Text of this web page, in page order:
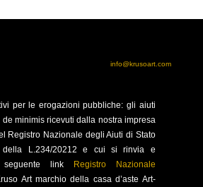
info@krusoart.com
per le erogazioni pubbliche: gli aiuti
minimis ricevuti dalla nostra impresa
Registro Nazionale degli Aiuti di Stato
della L.234/20212 e cui si rinvia e
seguente link
Registro Nazionale
Art marchio della casa d’aste Art-